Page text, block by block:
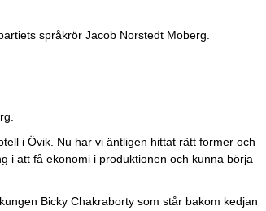
språkrör Jacob Norstedt Moberg.
i Övik. Nu har vi äntligen hittat rätt former och
i att få ekonomi i produktionen och kunna börja
Bicky Chakraborty som står bakom kedjan